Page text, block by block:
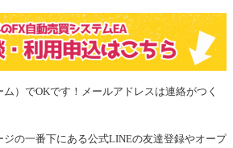
）でOKです！メールアドレスは連絡がつく
ジの一番下にある公式LINEの友達登録やオープ